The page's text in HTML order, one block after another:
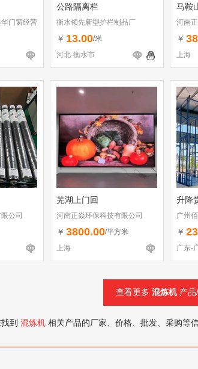
门窗经营
公路隔离栏
衡水领先新型护栏制品厂
￥ 13.00/米
河北-衡水市
马鞍
河南
￥
上海
公司
芜湖上门回
河南正焱环保科技有限公司
￥ 3800.00/平方米
上海
升降
广州
￥
广东-
查看更多 混炼机产品
到 混炼机 相关产品的厂家、价格、批发、采购等